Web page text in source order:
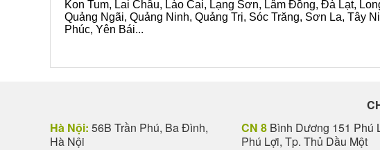
Kon Tum, Lai Châu, Lào Cai, Lạng Sơn, Lâm Đồng, Đà Lạt,
Quảng Ngãi, Quảng Ninh, Quảng Trị, Sóc Trăng, Sơn La, Tây
Phúc, Yên Bái...
Hà Nội: 56B Trần Phú, Ba Đình,
Hà Nội
CN 8 Bình Dương 151 Phú
Phú Lợi, Tp. Thủ Dầu Một